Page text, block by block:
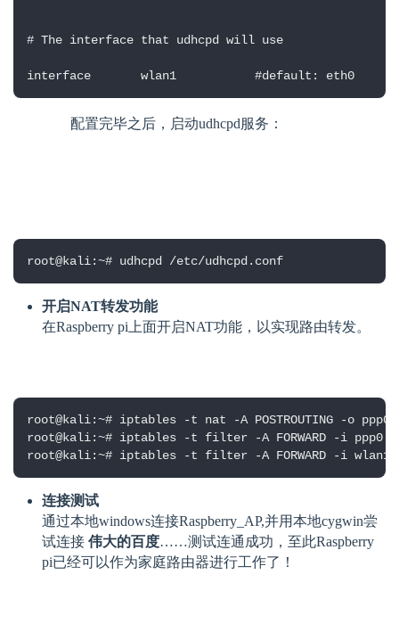
# The interface that udhcpd will use
interface       wlan1           #default: eth0
配置完毕之后，启动udhcpd服务：
root@kali:~# udhcpd /etc/udhcpd.conf
开启NAT转发功能
在Raspberry pi上面开启NAT功能，以实现路由转发。
root@kali:~# iptables -t nat -A POSTROUTING -o ppp0 -j
root@kali:~# iptables -t filter -A FORWARD -i ppp0 -o
root@kali:~# iptables -t filter -A FORWARD -i wlan1 -j
连接测试
通过本地windows连接Raspberry_AP,并用本地cygwin尝
试连接 伟大的百度……测试连通成功，至此Raspberry
pi已经可以作为家庭路由器进行工作了！